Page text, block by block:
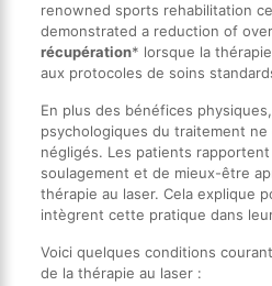
renowned sports rehabilitation
demonstrated a reduction of over
récupération* lorsque la
aux protocoles de soins
En plus des bénéfices
psychologiques du traitement
négligés. Les patients
soulagement et de mieux-être
thérapie au laser. Cela explique
intègrent cette pratique dans
Voici quelques conditions
de la thérapie au laser :